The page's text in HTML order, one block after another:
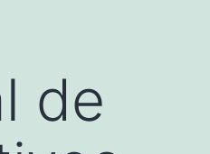
de